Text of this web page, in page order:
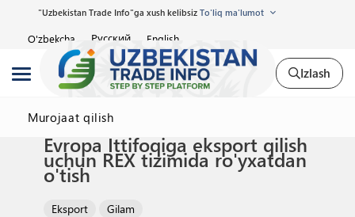
"Uzbekistan Trade Info"ga xush kelibsiz To'liq ma'lumot
O'zbekcha Русский English
Izlash
Murojaat qilish
Evropa Ittifoqiga eksport qilish
uchun REX tizimida ro'yxatdan
o'tish
Eksport Gilam